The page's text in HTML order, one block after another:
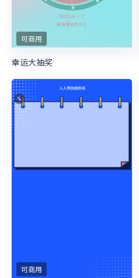
可商用
幸运大抽奖
可商用